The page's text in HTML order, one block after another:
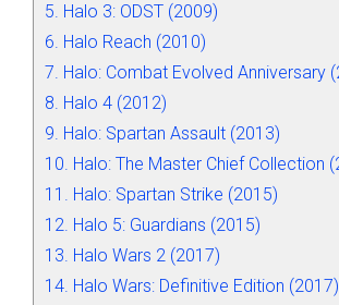
Halo 3: ODST (2009)
Halo Reach (2010)
Halo: Combat Evolved Anniversary
Halo 4 (2012)
Halo: Spartan Assault (2013)
Halo: The Master Chief Collection
Halo: Spartan Strike (2015)
Halo 5: Guardians (2015)
Halo Wars 2 (2017)
Halo Wars: Definitive Edition (2017)